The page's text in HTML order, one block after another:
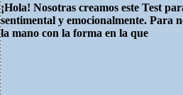
¡Hola! Nosotras creamos este Test
sentimental y emocionalmente. Para
la mano con la forma en la que